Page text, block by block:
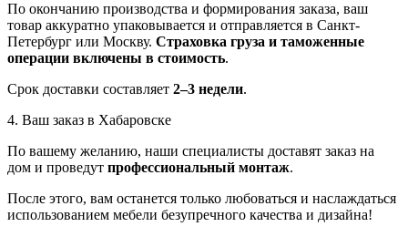
По окончанию производства и формирования заказа, ваш
товар аккуратно упаковывается и отправляется в Санкт-
Петербург или Москву. Страховка груза и таможенные
операции включены в стоимость.
Срок доставки составляет 2–3 недели.
4. Ваш заказ в Хабаровске
По вашему желанию, наши специалисты доставят заказ на
дом и проведут профессиональный монтаж.
После этого, вам останется только любоваться и наслаждаться
использованием мебели безупречного качества и дизайна!